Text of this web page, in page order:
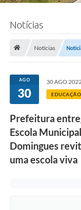
Notícias
Notícias
AGO
30
30 AGO
EDUCAÇÃO
Prefeitura
Escola
Domingues
uma escola viva